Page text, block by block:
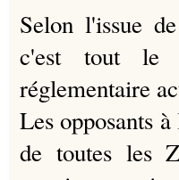
Selon l'issue
c'est tout le
réglementaire
Les opposants
de toutes les